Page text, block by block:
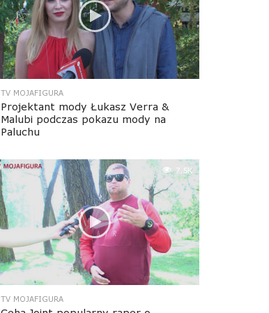
TV MOJAFIGURA
Projektant mody Łukasz Verra &
Malubi podczas pokazu mody na
Paluchu
7.5K
TV MOJAFIGURA